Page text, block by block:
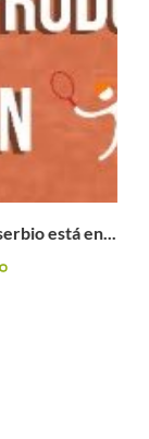
en el desierto